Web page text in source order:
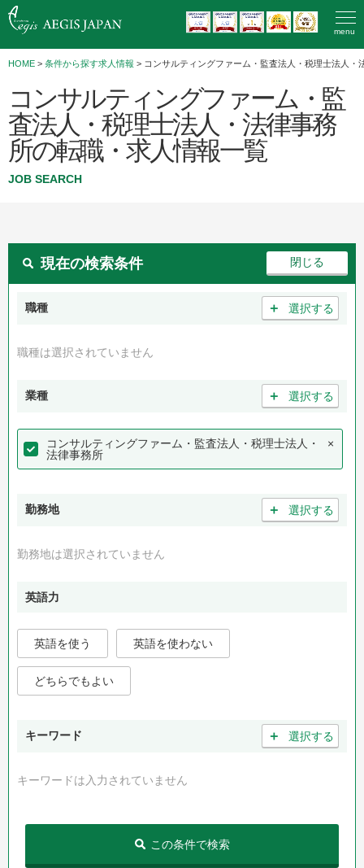
menu
HOME > 条件から探す求人情報 > コンサルティングファーム・監査法人・税理士法人・
コンサルティングファーム・監
査法人・税理士法人・法律事務
所の転職・求人情報一覧
JOB SEARCH
現在の検索条件
職種 ＋ 選択する
職種は選択されていません
業種 ＋ 選択する
コンサルティングファーム・監査法人・税理士法人・
法律事務所
×
勤務地 ＋ 選択する
勤務地は選択されていません
英語力
英語を使う 英語を使わない
どちらでもよい
キーワード ＋ 選択する
キーワードは入力されていません
この条件で検索